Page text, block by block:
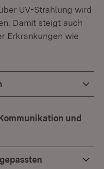
UV-Strahlung wird
Damit steigt auch
Erkrankungen wie
und